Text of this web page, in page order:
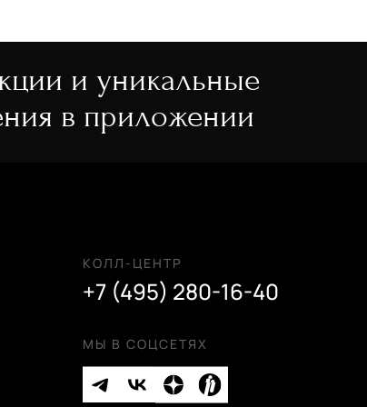
и уникальные
в приложении
КОЛЛ-ЦЕНТР
+7 (495) 280-16-40
МЫ В СОЦСЕТЯХ